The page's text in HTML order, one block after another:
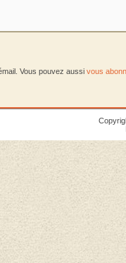
Vous pouvez aussi vous